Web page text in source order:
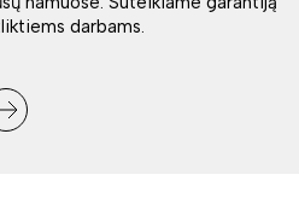
darbams.